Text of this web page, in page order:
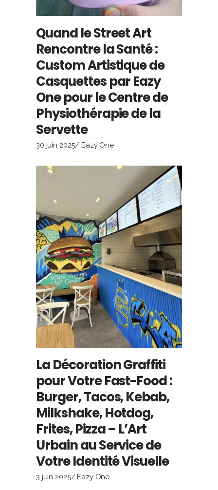
Quand le Street Art
Rencontre la Santé :
Custom Artistique de
Casquettes par Eazy
One pour le Centre de
Physiothérapie de la
Servette
30 juin 2025 Eazy One
La Décoration Graffiti
pour Votre Fast-Food :
Burger, Tacos, Kebab,
Milkshake, Hotdog,
Frites, Pizza – L’Art
Urbain au Service de
Votre Identité Visuelle
3 juin 2025 Eazy One